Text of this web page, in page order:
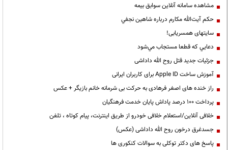
مشاهده سامانه آنلاين سوابق بیمه
حكم آيت‌الله مكارم درباره شاهين نجفي
سایتهای همسریابی!
دعايي كه قطعا مستجاب مي‌شود
جزئیات جدید قتل روح الله داداشی
آموزش ساخت Apple ID برای کاربران ایرانی
راز خنده های اصغر فرهادی به حرکت بی شرمانه خانم بازیگر + عکس
پرداخت ۱۰۰ درصد پاداش پایان خدمت فرهنگیان
خلافی آنلاین/استعلام خلافی خودرو از طریق اینترنت، پیام کوتاه ، تلفن
جسدغرق درخون روح الله داداشی (عکس)
پاسخ های دکتر توکلی به سوالات کنکوری ها